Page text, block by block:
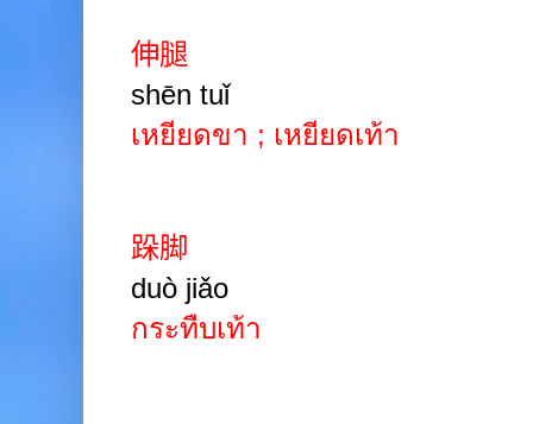
伸腿
shēn tuǐ
เหยียดขา ; เหยียดเท้า
跺脚
duò jiǎo
กระทืบเท้า